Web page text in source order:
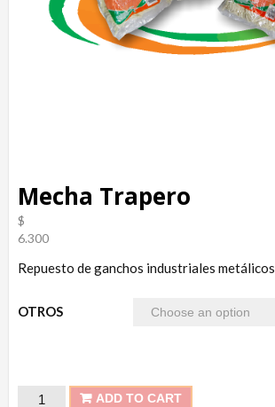
Mecha Trapero
$
6.300
Repuesto de ganchos industriales metálicos
OTROS
Mecha
ADD TO CART